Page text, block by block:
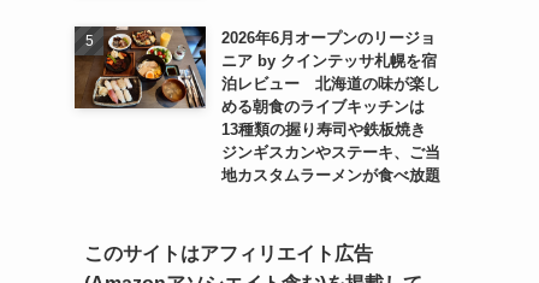
2026年6月オープンのリージョ
ニア by クインテッサ札幌を宿
泊レビュー 北海道の味が楽し
める朝食のライブキッチンは
13種類の握り寿司や鉄板焼き
ジンギスカンやステーキ、ご当
地カスタムラーメンが食べ放題
このサイトはアフィリエイト広告